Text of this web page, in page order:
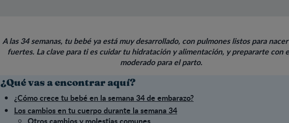
A las 34 semanas, tu bebé ya está muy desarrollado, con pulmones listos para
fuertes. La clave para ti es cuidar tu hidratación y alimentación, y prepararte con
moderado para el parto.
¿Qué vas a encontrar aquí?
¿Cómo crece tu bebé en la semana 34 de embarazo?
Los cambios en tu cuerpo durante la semana 34